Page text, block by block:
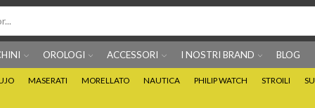
OROLOGI ACCESSORI I NOSTRI BRAND BLOG
MASERATI MORELLATO NAUTICA PHILIP WATCH STROILI